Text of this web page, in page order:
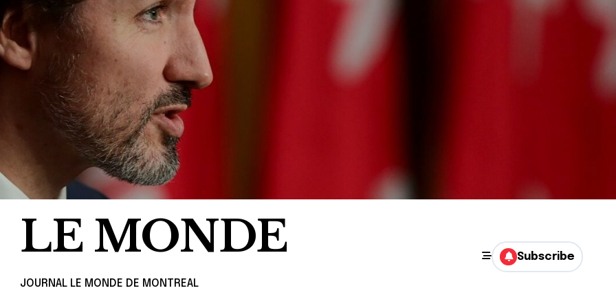
LE MONDE
JOURNAL LE MONDE DE MONTREAL
Subscribe